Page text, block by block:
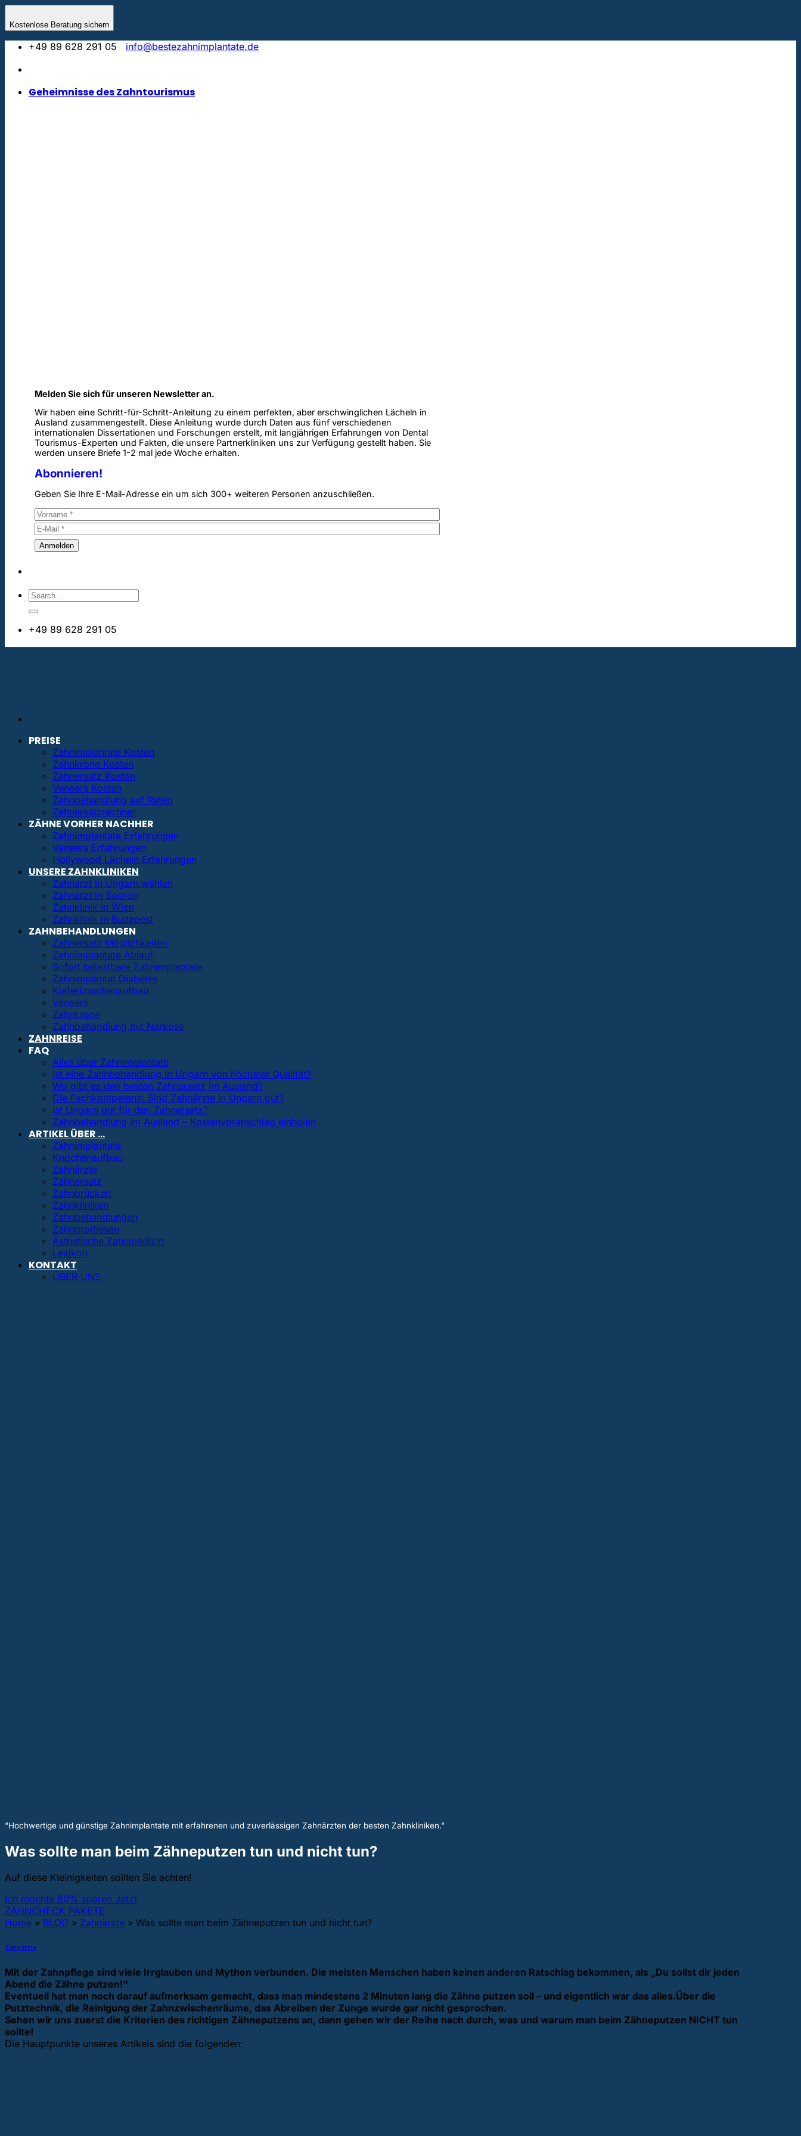
Kostenlose Beratung sichern
springen
+49 89 628 291 05
info@bestezahnimplantate.de
Geheimnisse des Zahntourismus
Melden Sie sich für unseren Newsletter an.
Wir haben eine Schritt-für-Schritt-Anleitung zu einem perfekten, aber erschwinglichen Lächeln in
Ausland zusammengestellt. Diese Anleitung wurde durch Daten aus fünf verschiedenen
internationalen Dissertationen und Forschungen erstellt, mit langjährigen Erfahrungen von Dental
Tourismus-Experten und Fakten, die unsere Partnerkliniken uns zur Verfügung gestellt haben. Sie
werden unsere Briefe 1-2 mal jede Woche erhalten.
Abonnieren!
Geben Sie Ihre E-Mail-Adresse ein um sich 300+ weiteren Personen anzuschließen.
+49 89 628 291 05
PREISE
Zahnimplantate Kosten
Zahnkrone Kosten
Zahnersatz Kosten
Veneers Kosten
Zahnbehandlung auf Raten
Zahnersatzrechner
ZÄHNE VORHER NACHHER
Zahnimplantate Erfahrungen
Veneers Erfahrungen
Hollywood Lächeln Erfahrungen
UNSERE ZAHNKLINIKEN
Zahnarzt in Ungarn wählen
Zahnarzt in Sopron
Zahnklinik in Wien
Zahnklinik in Budapest
ZAHNBEHANDLUNGEN
Zahnersatz Möglichkeiten
Zahnimplantate Ablauf
Sofort belastbare Zahnimplantate
Zahnimplantat Diabetes
Kieferknochenaufbau
Veneers
Zahnkrone
Zahnbehandlung mit Narkose
ZAHNREISE
FAQ
Alles über Zahnimplantate
Ist eine Zahnbehandlung in Ungarn von höchster Qualität?
Wo gibt es den besten Zahnersatz im Ausland?
Die Fachkompetenz: Sind Zahnärzte in Ungarn gut?
Ist Ungarn gut für den Zahnersatz?
Zahnbehandlung im Ausland – Kostenvoranschlag einholen
ARTIKEL ÜBER …
Zahnimplantate
Knochenaufbau
Zahnärzte
Zahnersatz
Zahnbrücken
Zahnkliniken
Zahnbehandlungen
Zahnprothesen
Ästhetische Zahnmedizin
Lexikon
KONTAKT
ÜBER UNS
"Hochwertige und günstige Zahnimplantate mit erfahrenen und zuverlässigen Zahnärzten der besten Zahnkliniken."
Was sollte man beim Zähneputzen tun und nicht tun?
Auf diese Kleinigkeiten sollten Sie achten!
Ich möchte 60% sparen Jetzt
ZAHNCHECK PAKETE
Home » BLOG » Zahnärzte » Was sollte man beim Zähneputzen tun und nicht tun?
Zahnärzte
Mit der Zahnpflege sind viele Irrglauben und Mythen verbunden. Die meisten Menschen haben keinen anderen Ratschlag bekommen, als „Du sollst dir jeden
Abend die Zähne putzen!“
Eventuell hat man noch darauf aufmerksam gemacht, dass man mindestens 2 Minuten lang die Zähne putzen soll – und eigentlich war das alles.Über die
Putztechnik, die Reinigung der Zahnzwischenräume, das Abreiben der Zunge wurde gar nicht gesprochen.
Sehen wir uns zuerst die Kriterien des richtigen Zähneputzens an, dann gehen wir der Reihe nach durch, was und warum man beim Zähneputzen NICHT tun
sollte!
Die Hauptpunkte unseres Artikels sind die folgenden: